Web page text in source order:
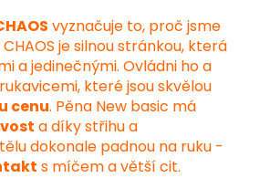
vyznačuje to, proč jsme
je silnou stránkou, která
a jedinečnými. Ovládni ho a
které jsou skvělou
cenu. Pěna New basic má
a díky střihu a
dokonale padnou na ruku -
s míčem a větší cit.